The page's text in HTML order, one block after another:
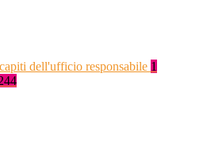
dell'ufficio responsabile 1